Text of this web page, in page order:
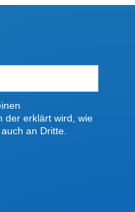
der erklärt wird, wie
an Dritte.